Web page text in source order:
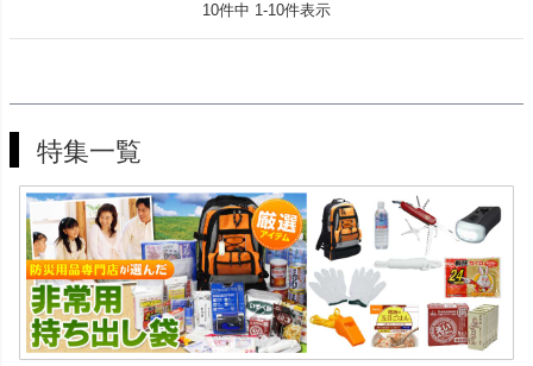
10件中 1-10件表示
特集一覧